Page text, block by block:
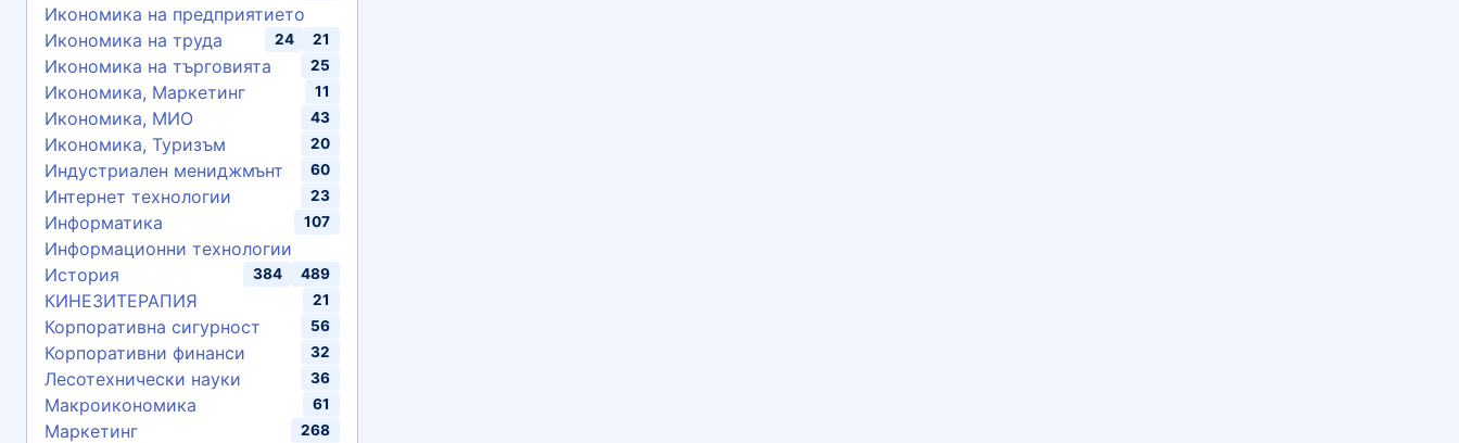
Икономика на предприятието
21
Икономика на труда 24
Икономика на търговията 25
Икономика, Маркетинг 11
Икономика, МИО 43
Икономика, Туризъм 20
Индустриален мениджмънт 60
Интернет технологии 23
Информатика 107
Информационни технологии
489
История 384
КИНЕЗИТЕРАПИЯ 21
Корпоративна сигурност 56
Корпоративни финанси 32
Лесотехнически науки 36
Макроикономика 61
Маркетинг 268